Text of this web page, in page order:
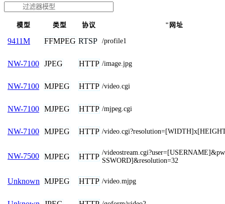
模型 类型 协议 "网址
9411M FFMPEG RTSP /profile1
NW-7100 JPEG HTTP /image.jpg
NW-7100 MJPEG HTTP /video.cgi
NW-7100 MJPEG HTTP /mjpeg.cgi
NW-7100 MJPEG HTTP /
NW-7500 MJPEG HTTP /
SSWORD]&resolution=32
Unknown MJPEG HTTP /video.mjpg